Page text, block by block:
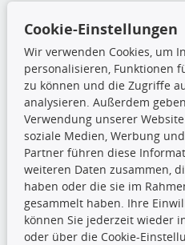
+49 (0) 8165 / 5093200
shop@teilando.de
Top Produkte
Beleuchtung
Bremsbeläge
Bremsscheiben
Kupplungssatz
Querlenker
Radlager
Stoßdämpfer
Cookie-Einstellungen
Wir verwenden Cookies, um
personalisieren, Funktionen
zu können und die Zugriffe
analysieren. Außerdem
Verwendung unserer
soziale Medien, Werbung
Partner führen diese
weiteren Daten zusammen,
haben oder die sie im
gesammelt haben. Ihre
können Sie jederzeit wieder
oder über die Cookie-